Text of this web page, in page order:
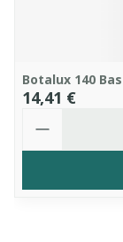
Botalux 140
14,41 €